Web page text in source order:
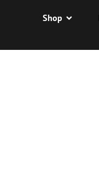
Shop